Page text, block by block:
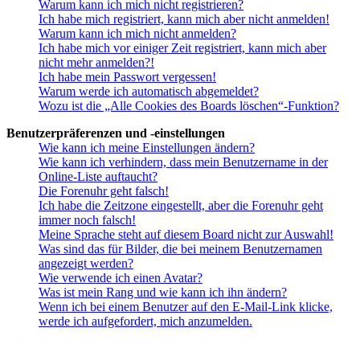
Warum kann ich mich nicht registrieren?
Ich habe mich registriert, kann mich aber nicht anmelden!
Warum kann ich mich nicht anmelden?
Ich habe mich vor einiger Zeit registriert, kann mich aber
nicht mehr anmelden?!
Ich habe mein Passwort vergessen!
Warum werde ich automatisch abgemeldet?
Wozu ist die „Alle Cookies des Boards löschen“-Funktion?
Benutzerpräferenzen und -einstellungen
Wie kann ich meine Einstellungen ändern?
Wie kann ich verhindern, dass mein Benutzername in der
Online-Liste auftaucht?
Die Forenuhr geht falsch!
Ich habe die Zeitzone eingestellt, aber die Forenuhr geht
immer noch falsch!
Meine Sprache steht auf diesem Board nicht zur Auswahl!
Was sind das für Bilder, die bei meinem Benutzernamen
angezeigt werden?
Wie verwende ich einen Avatar?
Was ist mein Rang und wie kann ich ihn ändern?
Wenn ich bei einem Benutzer auf den E-Mail-Link klicke,
werde ich aufgefordert, mich anzumelden.